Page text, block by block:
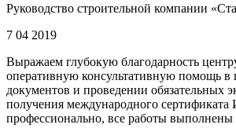
Руководство строительной компании
7 04 2019
Выражаем глубокую благодарность
оперативную консультативную помощь в
документов и проведении обязательных
получения международного
профессионально, все работы выполнены